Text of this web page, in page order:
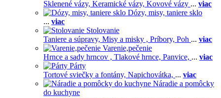
Sklenené vázy, Keramické vázy, Kovové vázy ... viac
Dózy, misy, taniere sklo
... viac
Stolovanie
Taniere a súpravy, Misy a misky , Príbory, Poh ... viac
Varenie,pečenie
Hrnce a sady hrncov , Tlakové hrnce, Panvice, ... viac
Párty
Tortové sviečky a fontány, Napichovátka, ... viac
Náradie a pomôcky
do kuchyne